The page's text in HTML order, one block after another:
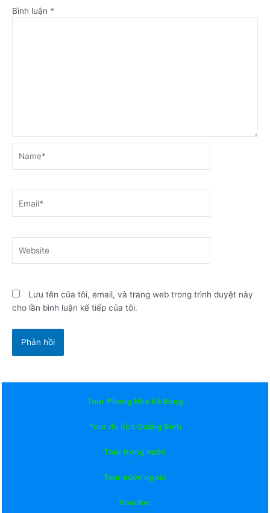
Bình luận *
Lưu tên của tôi, email, và trang web trong trình duyệt này
cho lần bình luận kế tiếp của tôi.
Tour Phong Nha Kẻ Bàng
Tour du lịch Quảng Bình
Tour trong nước
Tour nước ngoài
Voucher